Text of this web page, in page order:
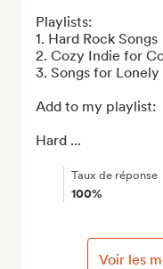
Playlists:
1. Hard Rock Songs
2. Cozy Indie for
3. Songs for
Add to my playlist:
Hard ...
Taux de réponse
100%
Voir les